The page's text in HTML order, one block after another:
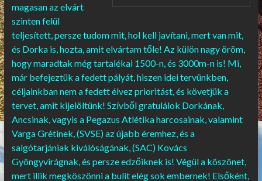
magasan az elvárt
szinten felül
teljesített, persze tudom mit, hol kell javítani, mert van mit,
és Dorka is, hozta, amit elvártam tőle! Az külön nagy öröm,
hogy maradtak még tartalékai 1500-n, és 3000m-n is! Mi,
már befejeztük a fedett pályát, hiszen idei tervünkben,
céljainkban nem a fedett élvez prioritást, és követjük a
tervet, amit kijelöltünk! Szívből gratulálok Dorkának,
Ancsinak, vagyis a Pegazus Atlétika harcosainak, valamint
Varga Grétinek, (SVSE) az újabb éremhez, és a
salgótarjániak kiválóságának, (SAC) Kovács
Gyöngyvirágnak, és persze edzőiknek is! Végül a köszönet,
mert illik megköszönni a bulit elég sok embernek! Elsőként,